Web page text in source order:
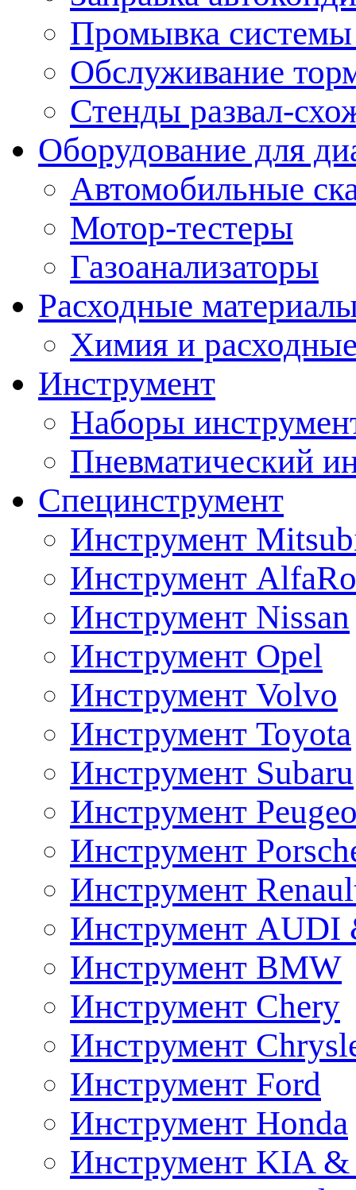
Промывка
Обслуживание
Стенды развал-
Оборудование для
Автомобильные
Мотор-тестеры
Газоанализаторы
Расходные
Химия и
Инструмент
Наборы
Пневматический
Специнструмент
Инструмент
Инструмент
Инструмент Nissan
Инструмент Opel
Инструмент Volvo
Инструмент Toyota
Инструмент Subaru
Инструмент
Инструмент
Инструмент
Инструмент AUDI
Инструмент BMW
Инструмент Chery
Инструмент
Инструмент Ford
Инструмент Honda
Инструмент KIA